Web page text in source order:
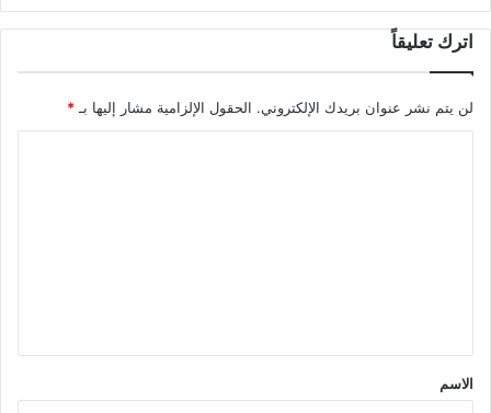
اترك تعليقاً
لن يتم نشر عنوان بريدك الإلكتروني. الحقول الإلزامية مشار إليها بـ *
*
الاسم